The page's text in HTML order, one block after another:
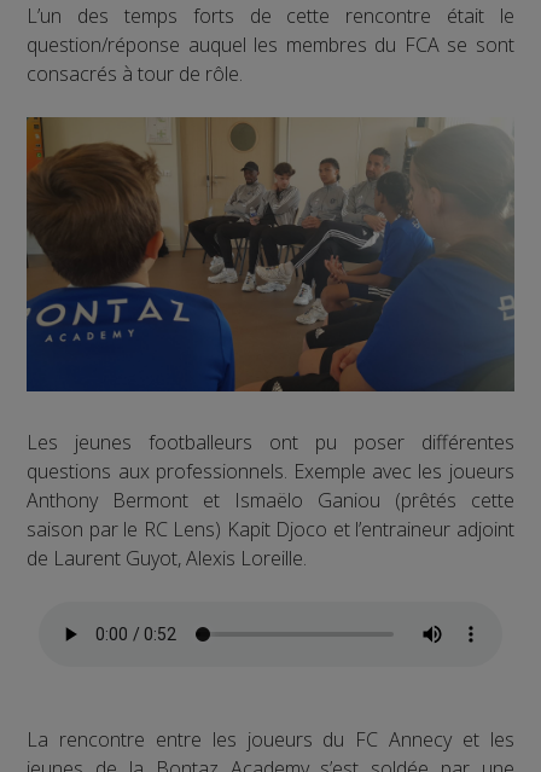
L’un des temps forts de cette rencontre était le
question/réponse auquel les membres du FCA se sont
consacrés à tour de rôle.
Les jeunes footballeurs ont pu poser différentes
questions aux professionnels. Exemple avec les joueurs
Anthony Bermont et Ismaëlo Ganiou (prêtés cette
saison par le RC Lens) Kapit Djoco et l’entraineur adjoint
de Laurent Guyot, Alexis Loreille.
La rencontre entre les joueurs du FC Annecy et les